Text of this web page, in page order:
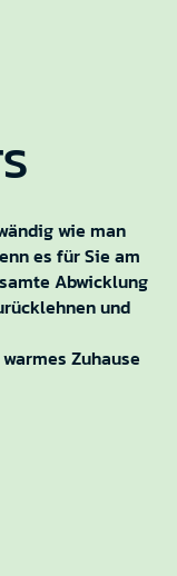
wie man
es für Sie am
Abwicklung
und
Zuhause